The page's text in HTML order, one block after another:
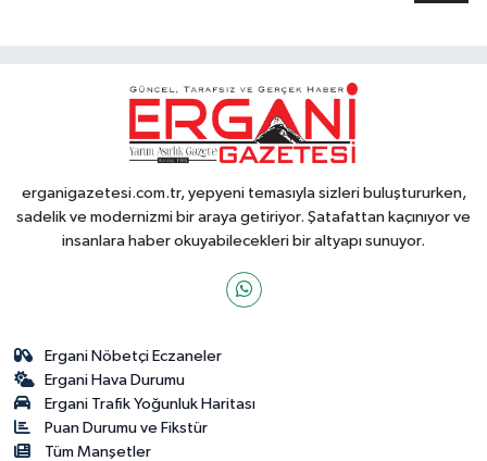
erganigazetesi.com.tr, yepyeni temasıyla sizleri buluştururken,
sadelik ve modernizmi bir araya getiriyor. Şatafattan kaçınıyor ve
insanlara haber okuyabilecekleri bir altyapı sunuyor.
Ergani Nöbetçi Eczaneler
Ergani Hava Durumu
Ergani Trafik Yoğunluk Haritası
Puan Durumu ve Fikstür
Tüm Manşetler